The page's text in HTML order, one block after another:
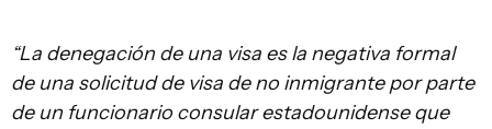
“La denegación de una visa es la negativa formal
de una solicitud de visa de no inmigrante por parte
de un funcionario consular estadounidense que